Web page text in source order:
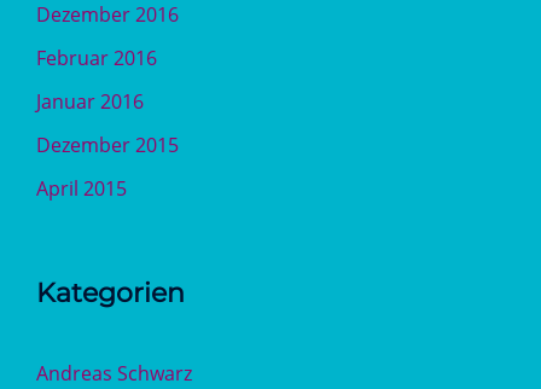
Dezember 2016
Februar 2016
Januar 2016
Dezember 2015
April 2015
Kategorien
Andreas Schwarz